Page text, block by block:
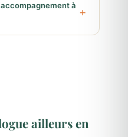
à
ailleurs en